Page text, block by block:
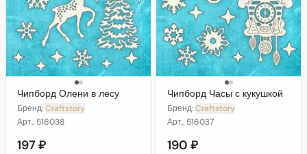
Чипборд Олени в лесу
Бренд:Craftstory
Арт.: 516038
197 ₽
Чипборд Часы с кукушкой
Бренд:Craftstory
Арт.: 516037
190 ₽